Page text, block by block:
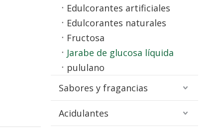
Edulcorantes artificiales
Edulcorantes naturales
Fructosa
Jarabe de glucosa líquida
pululano
Sabores y fragancias
Acidulantes